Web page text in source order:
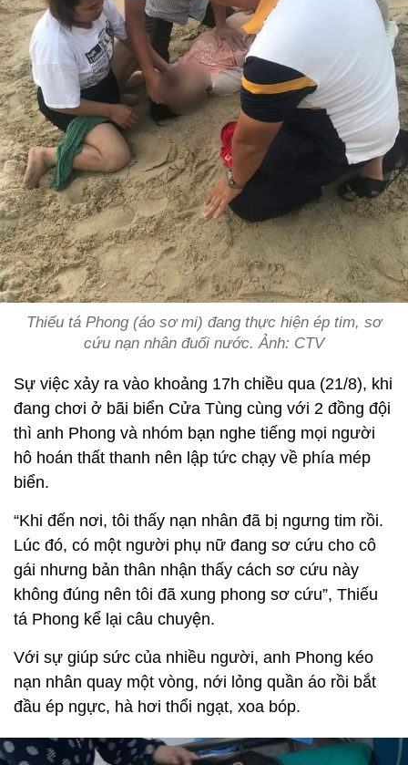
Thiếu tá Phong (áo sơ mi) đang thực hiện ép tim, sơ
cứu nạn nhân đuối nước. Ảnh: CTV
Sự việc xảy ra vào khoảng 17h chiều qua (21/8), khi
đang chơi ở bãi biển Cửa Tùng cùng với 2 đồng đội
thì anh Phong và nhóm bạn nghe tiếng mọi người
hô hoán thất thanh nên lập tức chạy về phía mép
biển.
“Khi đến nơi, tôi thấy nạn nhân đã bị ngưng tim rồi.
Lúc đó, có một người phụ nữ đang sơ cứu cho cô
gái nhưng bản thân nhận thấy cách sơ cứu này
không đúng nên tôi đã xung phong sơ cứu”, Thiếu
tá Phong kể lại câu chuyện.
Với sự giúp sức của nhiều người, anh Phong kéo
nạn nhân quay một vòng, nới lỏng quần áo rồi bắt
đầu ép ngực, hà hơi thổi ngạt, xoa bóp.